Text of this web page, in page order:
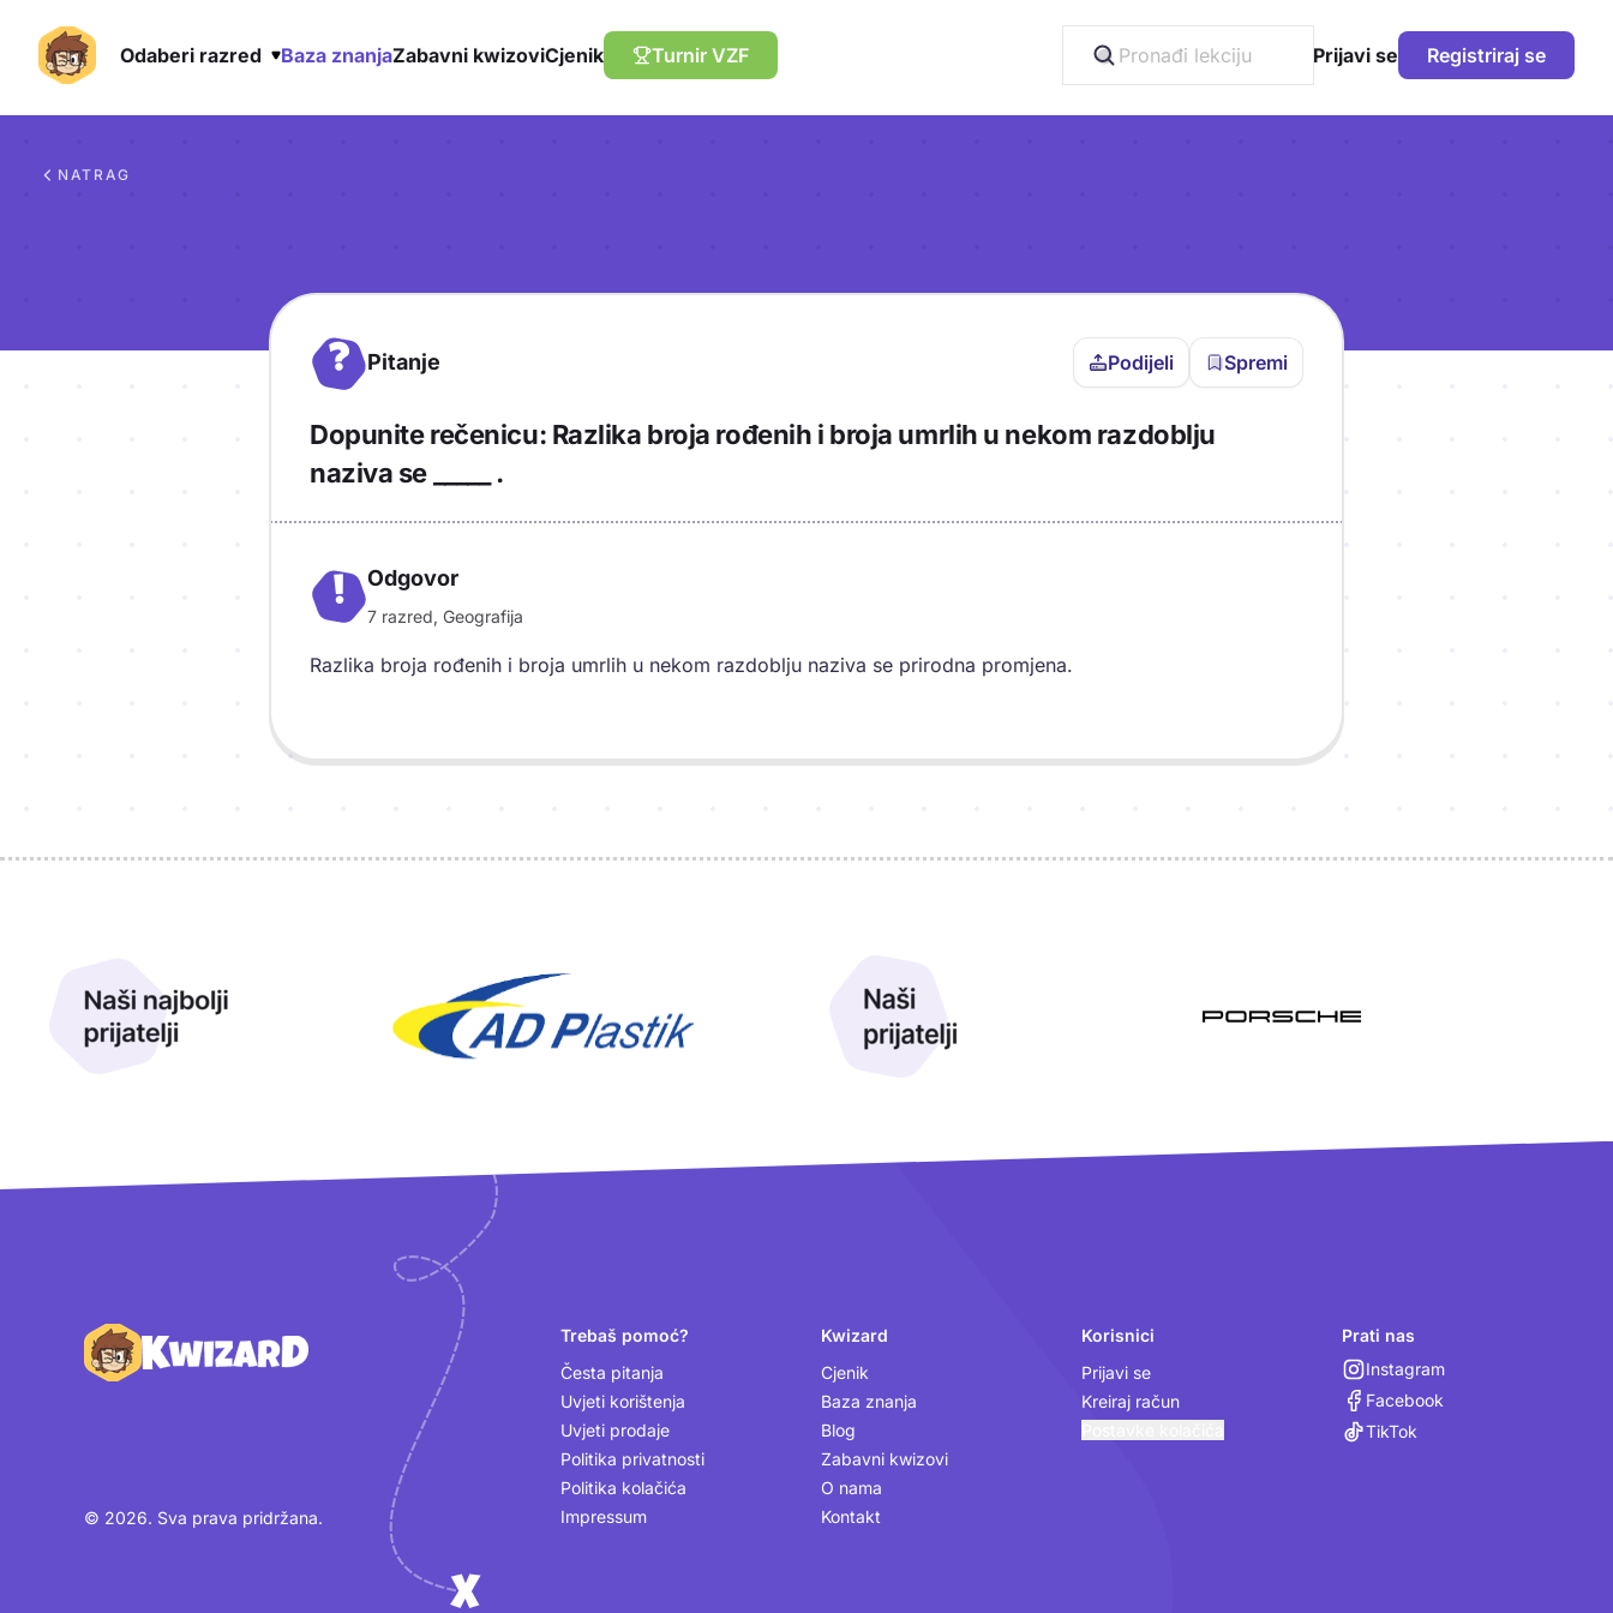
Odaberi razred Baza znanjaZabavni kwizoviCjenik Turnir VZF Prijavi se Registriraj se
NATRAG
? Pitanje Podijeli Spremi
Trebaš biti prijavljen da bi pohranio
sadržaj u bilježnicu!
Dopunite rečenicu: Razlika broja rođenih i broja umrlih u nekom razdoblju
naziva se _____ .
! Odgovor
7 razred, Geografija
Razlika broja rođenih i broja umrlih u nekom razdoblju naziva se prirodna promjena.
Podnožje
© 2026. Sva prava pridržana.
Trebaš pomoć?
Česta pitanja
Uvjeti korištenja
Uvjeti prodaje
Politika privatnosti
Politika kolačića
Impressum
Kwizard
Cjenik
Baza znanja
Blog
Zabavni kwizovi
O nama
Kontakt
Korisnici
Prijavi se
Kreiraj račun
Prati nas
Instagram
Facebook
TikTok